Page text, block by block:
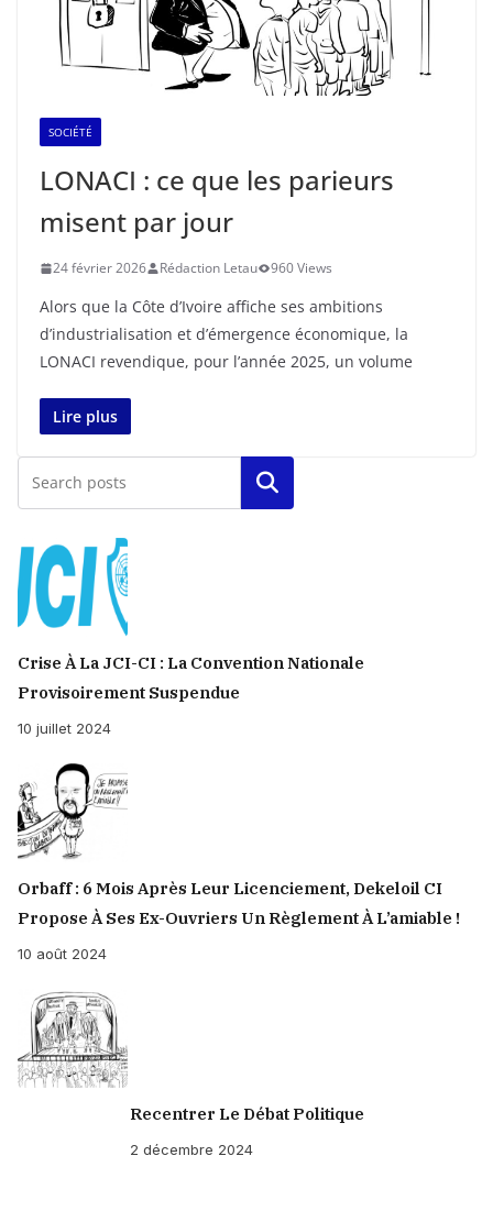
SOCIÉTÉ
LONACI : ce que les parieurs
misent par jour
24 février 2026 Rédaction Letau 960 Views
Alors que la Côte d’Ivoire affiche ses ambitions
d’industrialisation et d’émergence économique, la
LONACI revendique, pour l’année 2025, un volume
Lire plus
Rechercher
Crise À La JCI-CI : La Convention Nationale
Provisoirement Suspendue
10 juillet 2024
Orbaff : 6 Mois Après Leur Licenciement, Dekeloil CI
Propose À Ses Ex-Ouvriers Un Règlement À L’amiable !
10 août 2024
Recentrer Le Débat Politique
2 décembre 2024